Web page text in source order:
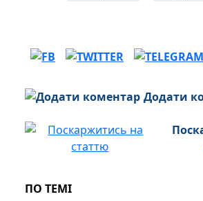
Додати
ПО ТЕМІ